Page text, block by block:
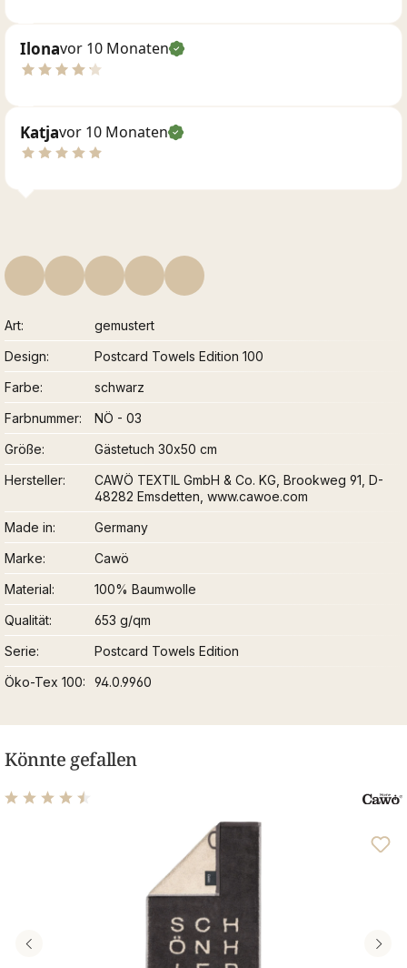
Ilonavor 10 Monaten
Katjavor 10 Monaten
Art
gemustert
Design
Postcard Towels Edition 100
Farbe
schwarz
Farbnummer
NÖ - 03
Größe
Gästetuch 30x50 cm
Hersteller
CAWÖ TEXTIL GmbH & Co. KG, Brookweg 91, D-
48282 Emsdetten, www.cawoe.com
Made in
Germany
Marke
Cawö
Material
100% Baumwolle
Qualität
653 g/qm
Serie
Postcard Towels Edition
Öko-Tex 100
94.0.9960
Könnte gefallen
Durchschnittliche Bewertung von 4.4 von 5 Sternen